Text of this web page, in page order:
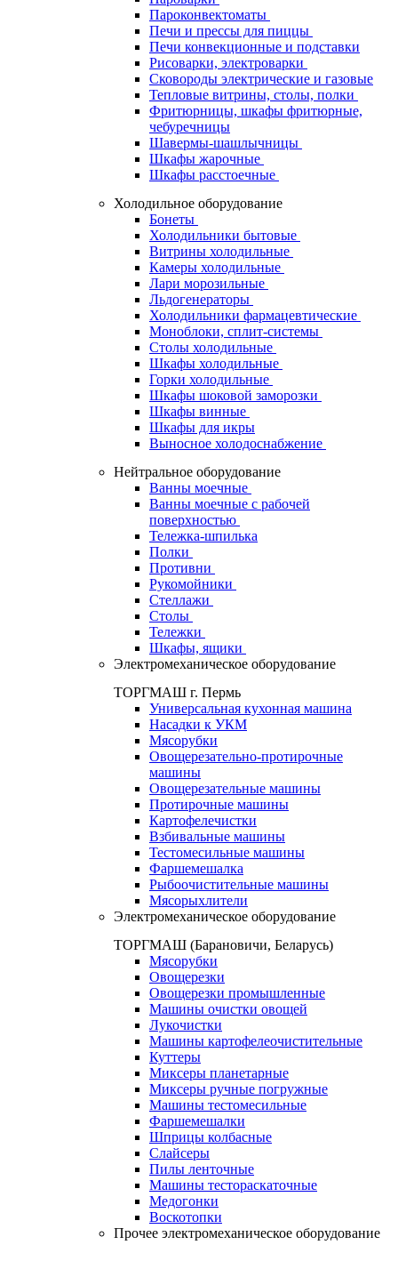
Пароконвектоматы
Печи и прессы для пиццы
Печи конвекционные и подставки
Рисоварки, электроварки
Сковороды электрические и газовые
Тепловые витрины, столы, полки
Фритюрницы, шкафы фритюрные,
чебуречницы
Шавермы-шашлычницы
Шкафы жарочные
Шкафы расстоечные
Холодильное оборудование
Бонеты
Холодильники бытовые
Витрины холодильные
Камеры холодильные
Лари морозильные
Льдогенераторы
Холодильники фармацевтические
Моноблоки, сплит-системы
Столы холодильные
Шкафы холодильные
Горки холодильные
Шкафы шоковой заморозки
Шкафы винные
Шкафы для икры
Выносное холодоснабжение
Нейтральное оборудование
Ванны моечные
Ванны моечные с рабочей
поверхностью
Тележка-шпилька
Полки
Противни
Рукомойники
Стеллажи
Столы
Тележки
Шкафы, ящики
Электромеханическое оборудование
ТОРГМАШ г. Пермь
Универсальная кухонная машина
Насадки к УКМ
Мясорубки
Овощерезательно-протирочные
машины
Овощерезательные машины
Протирочные машины
Картофелечистки
Взбивальные машины
Тестомесильные машины
Фаршемешалка
Рыбоочистительные машины
Мясорыхлители
Электромеханическое оборудование
ТОРГМАШ (Барановичи, Беларусь)
Мясорубки
Овощерезки
Овощерезки промышленные
Машины очистки овощей
Лукочистки
Машины картофелеочистительные
Куттеры
Миксеры планетарные
Миксеры ручные погружные
Машины тестомесильные
Фаршемешалки
Шприцы колбасные
Слайсеры
Пилы ленточные
Машины тестораскаточные
Медогонки
Воскотопки
Прочее электромеханическое оборудование